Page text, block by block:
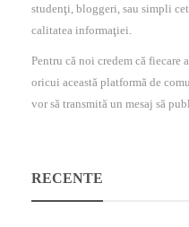
studenţi, bloggeri, sau simpli
calitatea informaţiei.
Pentru că noi credem că fiecare
oricui această platformă de
vor să transmită un mesaj să
RECENTE